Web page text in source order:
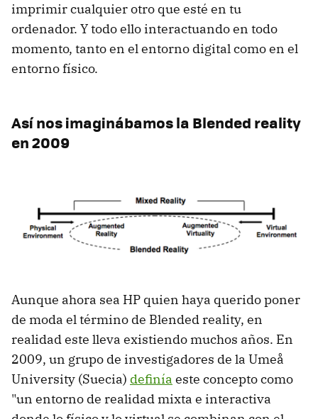
imprimir cualquier otro que esté en tu
ordenador. Y todo ello interactuando en todo
momento, tanto en el entorno digital como en el
entorno físico.
Así nos imaginábamos la Blended reality
en 2009
Aunque ahora sea HP quien haya querido poner
de moda el término de Blended reality, en
realidad este lleva existiendo muchos años. En
2009, un grupo de investigadores de la Umeå
University (Suecia) definía este concepto como
"un entorno de realidad mixta e interactiva